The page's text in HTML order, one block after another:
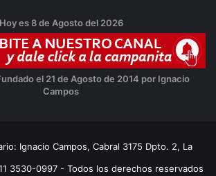
Hoy es 8 de Agosto del 2026
el 21 de Agosto de 2014 por Ignacio
Campos
Ignacio Campos, Cabral 3175 Dpto. 2, La
3530-0997 - Todos los derechos reservados